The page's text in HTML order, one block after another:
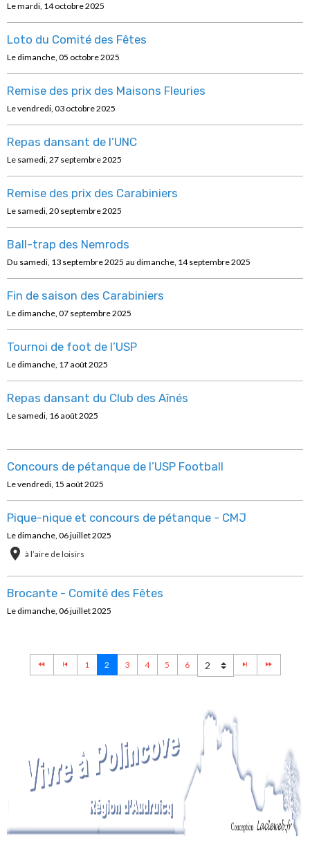
Le mardi, 14 octobre 2025
Loto du Comité des Fêtes
Le dimanche, 05 octobre 2025
Remise des prix des Maisons Fleuries
Le vendredi, 03 octobre 2025
Repas dansant de l’UNC
Le samedi, 27 septembre 2025
Remise des prix des Carabiniers
Le samedi, 20 septembre 2025
Ball-trap des Nemrods
Du samedi, 13 septembre 2025 au dimanche, 14 septembre 2025
Fin de saison des Carabiniers
Le dimanche, 07 septembre 2025
Tournoi de foot de l’USP
Le dimanche, 17 août 2025
Repas dansant du Club des Aînés
Le samedi, 16 août 2025
Concours de pétanque de l’USP Football
Le vendredi, 15 août 2025
Pique-nique et concours de pétanque - CMJ
Le dimanche, 06 juillet 2025
à l’aire de loisirs
Brocante - Comité des Fêtes
Le dimanche, 06 juillet 2025
1 2 3 4 5 6